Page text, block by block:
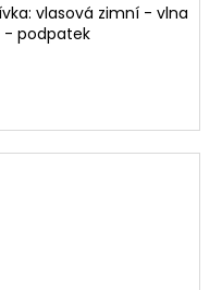
vlasová zimní - vlna
- podpatek